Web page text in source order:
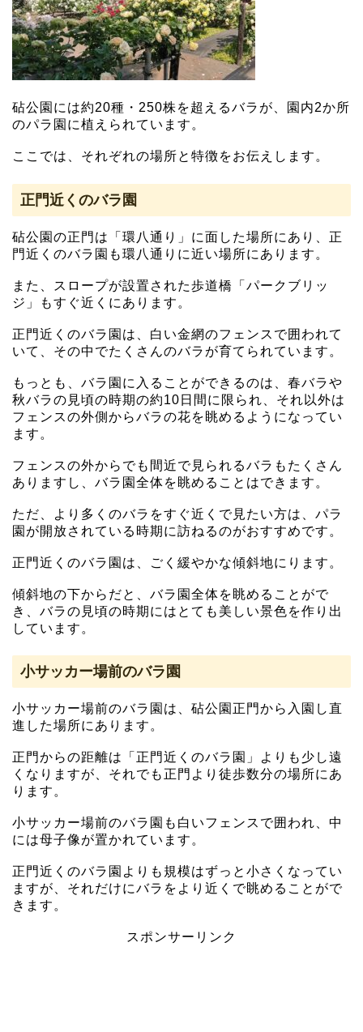
砧公園には約20種・250株を超えるバラが、園内2か所
のパラ園に植えられています。
ここでは、それぞれの場所と特徴をお伝えします。
正門近くのバラ園
砧公園の正門は「環八通り」に面した場所にあり、正
門近くのバラ園も環八通りに近い場所にあります。
また、スロープが設置された歩道橋「パークブリッ
ジ」もすぐ近くにあります。
正門近くのバラ園は、白い金網のフェンスで囲われて
いて、その中でたくさんのバラが育てられています。
もっとも、バラ園に入ることができるのは、春バラや
秋バラの見頃の時期の約10日間に限られ、それ以外は
フェンスの外側からバラの花を眺めるようになってい
ます。
フェンスの外からでも間近で見られるバラもたくさん
ありますし、バラ園全体を眺めることはできます。
ただ、より多くのバラをすぐ近くで見たい方は、パラ
園が開放されている時期に訪ねるのがおすすめです。
正門近くのバラ園は、ごく緩やかな傾斜地にります。
傾斜地の下からだと、バラ園全体を眺めることがで
き、バラの見頃の時期にはとても美しい景色を作り出
しています。
小サッカー場前のバラ園
小サッカー場前のバラ園は、砧公園正門から入園し直
進した場所にあります。
正門からの距離は「正門近くのバラ園」よりも少し遠
くなりますが、それでも正門より徒歩数分の場所にあ
ります。
小サッカー場前のバラ園も白いフェンスで囲われ、中
には母子像が置かれています。
正門近くのバラ園よりも規模はずっと小さくなってい
ますが、それだけにバラをより近くで眺めることがで
きます。
スポンサーリンク